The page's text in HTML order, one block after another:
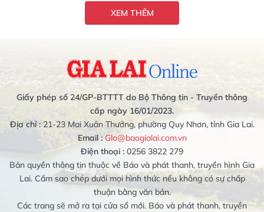
XEM THÊM
Giấy phép số 24/GP-BTTTT do Bộ Thông tin - Truyền thông
cấp ngày 16/01/2023.
Địa chỉ :21-23 Mai Xuân Thưởng, phường Quy Nhơn, tỉnh Gia Lai.
Email : Glo@baogialai.com.vn
Điện thoại : 0256 3822 279
Bản quyền thông tin thuộc về Báo và phát thanh, truyền hình Gia
Lai. Cấm sao chép dưới mọi hình thức nếu không có sự chấp
thuận bằng văn bản.
Các trang sẽ mở ra tại cửa sổ mới. Báo và phát thanh, truyền